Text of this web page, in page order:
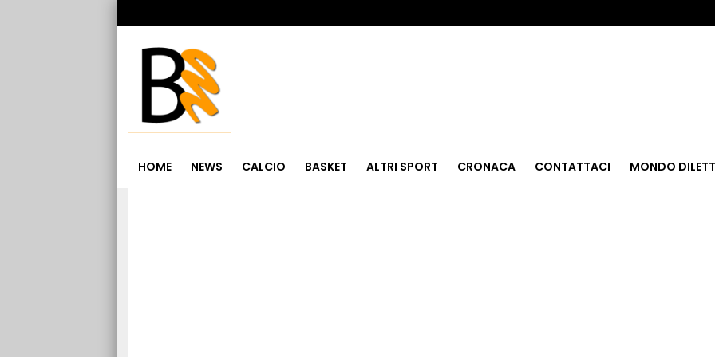
HOME NEWS CALCIO BASKET ALTRI SPORT CRONACA CONTATTACI MONDO